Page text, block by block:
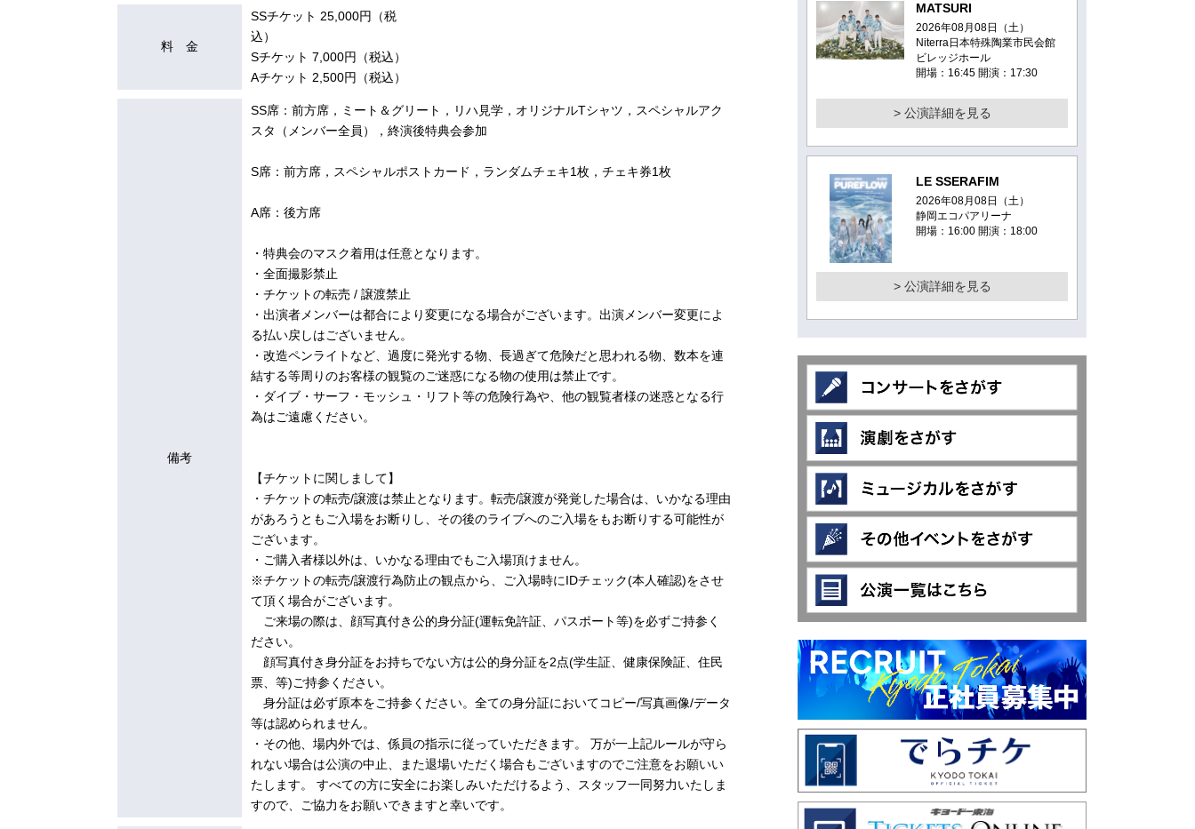
料 金
SSチケット 25,000円（税
込）
Sチケット 7,000円（税込）
Aチケット 2,500円（税込）
備考
SS席：前方席，ミート＆グリート，リハ見学，オリジナルTシャツ，スペシャルアク
スタ（メンバー全員），終演後特典会参加
S席：前方席，スペシャルポストカード，ランダムチェキ1枚，チェキ券1枚
A席：後方席
・特典会のマスク着用は任意となります。
・全面撮影禁止
・チケットの転売 / 譲渡禁止
・出演者メンバーは都合により変更になる場合がございます。出演メンバー変更によ
る払い戻しはございません。
・改造ペンライトなど、過度に発光する物、長過ぎて危険だと思われる物、数本を連
結する等周りのお客様の観覧のご迷惑になる物の使用は禁止です。
・ダイブ・サーフ・モッシュ・リフト等の危険行為や、他の観覧者様の迷惑となる行
為はご遠慮ください。
【チケットに関しまして】
・チケットの転売/譲渡は禁止となります。転売/譲渡が発覚した場合は、いかなる理由
があろうともご入場をお断りし、その後のライブへのご入場をもお断りする可能性が
ございます。
・ご購入者様以外は、いかなる理由でもご入場頂けません。
※チケットの転売/譲渡行為防止の観点から、ご入場時にIDチェック(本人確認)をさせ
て頂く場合がございます。
ご来場の際は、顔写真付き公的身分証(運転免許証、パスポート等)を必ずご持参く
ださい。
顔写真付き身分証をお持ちでない方は公的身分証を2点(学生証、健康保険証、住民
票、等)ご持参ください。
身分証は必ず原本をご持参ください。全ての身分証においてコピー/写真画像/データ
等は認められません。
・その他、場内外では、係員の指示に従っていただきます。 万が一上記ルールが守ら
れない場合は公演の中止、また退場いただく場合もございますのでご注意をお願いい
たします。 すべての方に安全にお楽しみいただけるよう、スタッフ一同努力いたしま
すので、ご協力をお願いできますと幸いです。
MATSURI
2026年08月08日（土）
Niterra日本特殊陶業市民会館
ビレッジホール
開場：16:45 開演：17:30
> 公演詳細を見る
LE SSERAFIM
2026年08月08日（土）
静岡エコパアリーナ
開場：16:00 開演：18:00
> 公演詳細を見る